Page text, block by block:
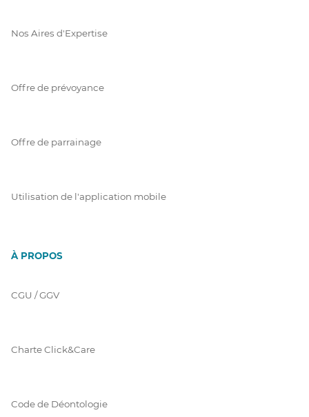
Nos Aires d'Expertise
Offre de prévoyance
Offre de parrainage
Utilisation de l'application mobile
À PROPOS
CGU / GGV
Charte Click&Care
Code de Déontologie